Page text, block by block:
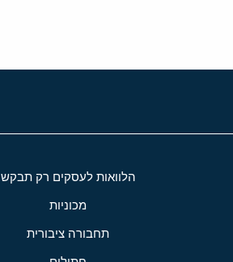
הלוואות לעסקים רק תבקש
מכוניות
תחבורה ציבורית